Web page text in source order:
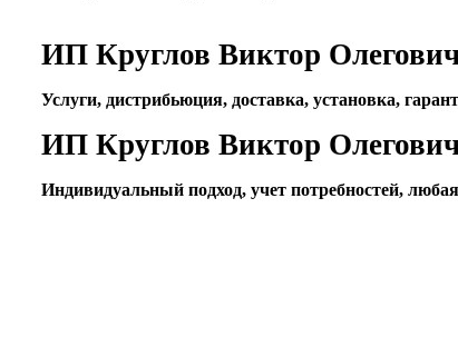
ИП Круглов Виктор
Услуги, дистрибьюция, доставка, установка,
ИП Круглов Виктор
Индивидуальный подход, учет потребностей,